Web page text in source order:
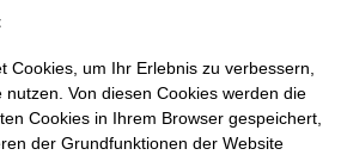
Cookies, um Ihr Erlebnis zu verbessern,
Von diesen Cookies werden die
Cookies in Ihrem Browser gespeichert,
der Grundfunktionen der Website